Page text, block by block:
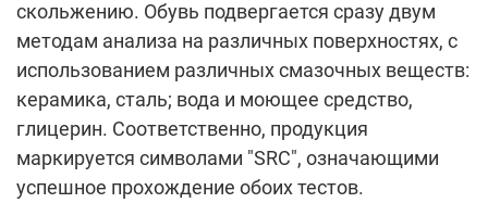
скольжению. Обувь подвергается сразу двум
методам анализа на различных поверхностях, с
использованием различных смазочных веществ:
керамика, сталь; вода и моющее средство,
глицерин. Соответственно, продукция
маркируется символами "SRC", означающими
успешное прохождение обоих тестов.